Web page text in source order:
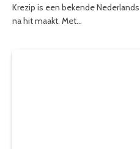
Krezip is een bekende
na hit maakt. Met…